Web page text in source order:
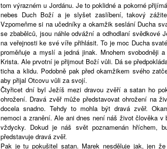
tom výrazném u Jordánu. Je to poklidné a pokorné
nebes Duch Boží a je slyšet zaslíbení, takový
Vzpomeňme si na učedníky a okamžik seslání Ducha
se zbabělců, jsou náhle odvážní a odhodlaní svědkové
na veřejnosti ke své víře přihlásit. To je moc Ducha
proměňuje a myslí a jedná jinak. Mnohem svobodněji
Krista. Ale prvotní je přijmout Boží vůli. Dá se
ticha a klidu. Podobně pak před okamžikem svého
aby přijal Otcovu vůli za svojí.
Čtyřicet dní byl Ježíš mezi dravou zvěří a satan ho
ohrožení. Dravá zvěř může představovat ohrožení na
docela snadno. Tehdy to mohla být dravá zvěř.
nemoci a zranění. Ale ani dnes není náš život člověka
vždycky. Dokud je náš svět poznamenán hříchem,
představuje dravá zvěř.
Pak je tu pokušitel satan. Marek nesděluje jak, jen